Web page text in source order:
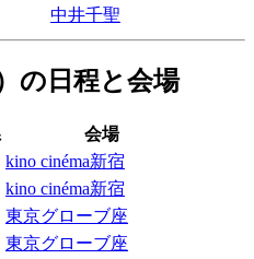
中井千聖
の日程と会場
会場
kino cinéma新宿
kino cinéma新宿
東京グローブ座
東京グローブ座